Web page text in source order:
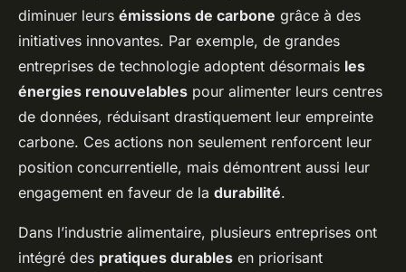
diminuer leurs émissions de carbone grâce à des
initiatives innovantes. Par exemple, de grandes
entreprises de technologie adoptent désormais les
énergies renouvelables pour alimenter leurs centres
de données, réduisant drastiquement leur empreinte
carbone. Ces actions non seulement renforcent leur
position concurrentielle, mais démontrent aussi leur
engagement en faveur de la durabilité.
Dans l’industrie alimentaire, plusieurs entreprises ont
intégré des pratiques durables en priorisant